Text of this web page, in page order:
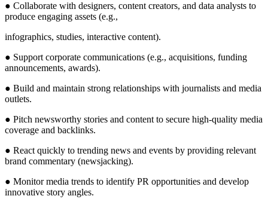
● Collaborate with designers, content creators, and data analysts to
produce engaging assets (e.g.,
infographics, studies, interactive content).
● Support corporate communications (e.g., acquisitions, funding
announcements, awards).
● Build and maintain strong relationships with journalists and media
outlets.
● Pitch newsworthy stories and content to secure high-quality media
coverage and backlinks.
● React quickly to trending news and events by providing relevant
brand commentary (newsjacking).
● Monitor media trends to identify PR opportunities and develop
innovative story angles.